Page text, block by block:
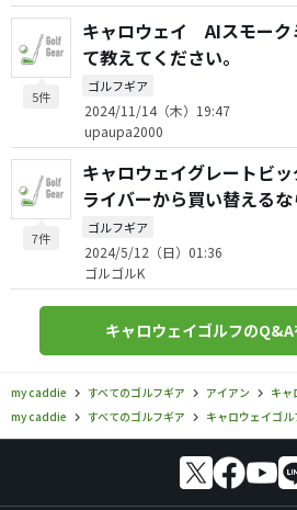
5件
キャロウェイ AIスモーク
て教えてください。
ゴルフギア
2024/11/14（木）19:47
upaupa2000
7件
キャロウェイグレートビ
ライバーから買い替える
か？
ゴルフギア
2024/5/12（日）01:36
ゴルゴルK
キャロウェイゴルフの
my caddie すべてのゴルフギア アイアン キ
my caddie
すべてのゴルフギア キャロウェイゴ